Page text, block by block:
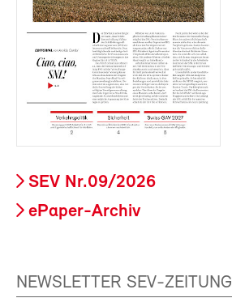
SEV Nr.09/2026
ePaper-Archiv
NEWSLETTER SEV-ZEITUNG